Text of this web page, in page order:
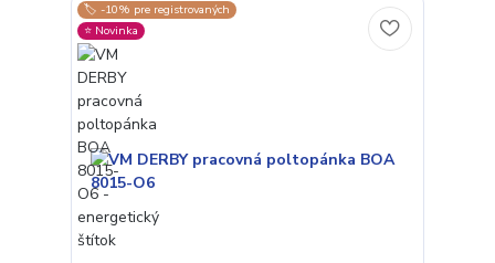
🏷️ -10% pre registrovaných
⭐️ Novinka